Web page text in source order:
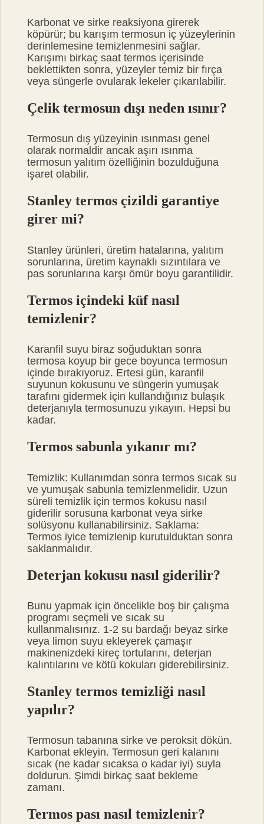
Karbonat ve sirke reaksiyona girerek
köpürür; bu karışım termosun iç yüzeylerinin
derinlemesine temizlenmesini sağlar.
Karışımı birkaç saat termos içerisinde
beklettikten sonra, yüzeyler temiz bir fırça
veya süngerle ovularak lekeler çıkarılabilir.
Çelik termosun dışı neden ısınır?
Termosun dış yüzeyinin ısınması genel
olarak normaldir ancak aşırı ısınma
termosun yalıtım özelliğinin bozulduğuna
işaret olabilir.
Stanley termos çizildi garantiye
girer mi?
Stanley ürünleri, üretim hatalarına, yalıtım
sorunlarına, üretim kaynaklı sızıntılara ve
pas sorunlarına karşı ömür boyu garantilidir.
Termos içindeki küf nasıl
temizlenir?
Karanfil suyu biraz soğuduktan sonra
termosa koyup bir gece boyunca termosun
içinde bırakıyoruz. Ertesi gün, karanfil
suyunun kokusunu ve süngerin yumuşak
tarafını gidermek için kullandığınız bulaşık
deterjanıyla termosunuzu yıkayın. Hepsi bu
kadar.
Termos sabunla yıkanır mı?
Temizlik: Kullanımdan sonra termos sıcak su
ve yumuşak sabunla temizlenmelidir. Uzun
süreli temizlik için termos kokusu nasıl
giderilir sorusuna karbonat veya sirke
solüsyonu kullanabilirsiniz. Saklama:
Termos iyice temizlenip kurutulduktan sonra
saklanmalıdır.
Deterjan kokusu nasıl giderilir?
Bunu yapmak için öncelikle boş bir çalışma
programı seçmeli ve sıcak su
kullanmalısınız. 1-2 su bardağı beyaz sirke
veya limon suyu ekleyerek çamaşır
makinenizdeki kireç tortularını, deterjan
kalıntılarını ve kötü kokuları giderebilirsiniz.
Stanley termos temizliği nasıl
yapılır?
Termosun tabanına sirke ve peroksit dökün.
Karbonat ekleyin. Termosun geri kalanını
sıcak (ne kadar sıcaksa o kadar iyi) suyla
doldurun. Şimdi birkaç saat bekleme
zamanı.
Termos pası nasıl temizlenir?